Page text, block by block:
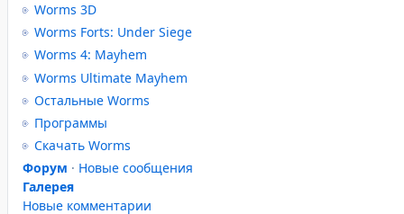
Worms 3D
Worms Forts: Under Siege
Worms 4: Mayhem
Worms Ultimate Mayhem
Остальные Worms
Программы
Скачать Worms
Форум · Новые сообщения
Галерея
Новые комментарии